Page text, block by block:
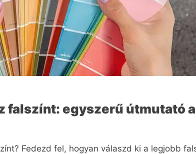
falszínt: egyszerű útmutató
Fedezd fel, hogyan válaszd ki a legjobb